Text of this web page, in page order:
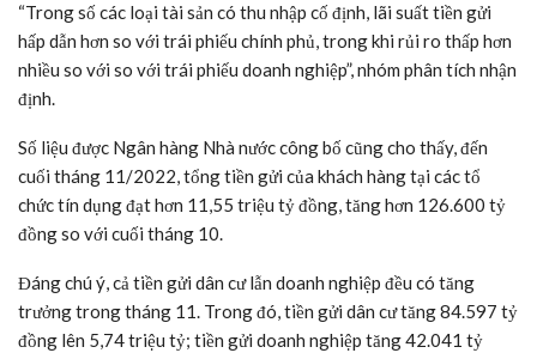
“Trong số các loại tài sản có thu nhập cố định, lãi suất tiền gửi
hấp dẫn hơn so với trái phiếu chính phủ, trong khi rủi ro thấp hơn
nhiều so với so với trái phiếu doanh nghiệp”, nhóm phân tích nhận
định.
Số liệu được Ngân hàng Nhà nước công bố cũng cho thấy, đến
cuối tháng 11/2022, tổng tiền gửi của khách hàng tại các tổ
chức tín dụng đạt hơn 11,55 triệu tỷ đồng, tăng hơn 126.600 tỷ
đồng so với cuối tháng 10.
Đáng chú ý, cả tiền gửi dân cư lẫn doanh nghiệp đều có tăng
trưởng trong tháng 11. Trong đó, tiền gửi dân cư tăng 84.597 tỷ
đồng lên 5,74 triệu tỷ; tiền gửi doanh nghiệp tăng 42.041 tỷ